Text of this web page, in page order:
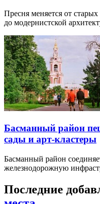
Пресня меняется от
до модернистской
Басманный район
сады и арт-кластеры
Басманный район
железнодорожную
Последние